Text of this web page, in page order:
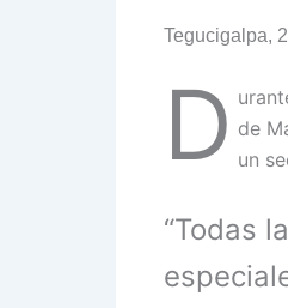
Tegucigalpa,
D de
un
“Todas